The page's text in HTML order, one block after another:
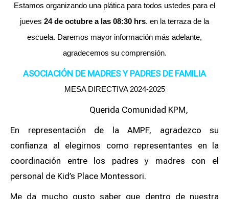
Estamos organizando una plática para todos ustedes para el
jueves 24 de octubre a las 08:30 hrs. en la terraza de la
escuela. Daremos mayor información más adelante,
agradecemos su comprensión.
ASOCIACIÓN DE MADRES Y PADRES DE FAMILIA
MESA DIRECTIVA 2024-2025
Querida Comunidad KPM,
En representación de la AMPF, agradezco su
confianza al elegirnos como representantes en la
coordinación entre los padres y madres con el
personal de Kid’s Place Montessori.
Me da mucho gusto saber que dentro de nuestra